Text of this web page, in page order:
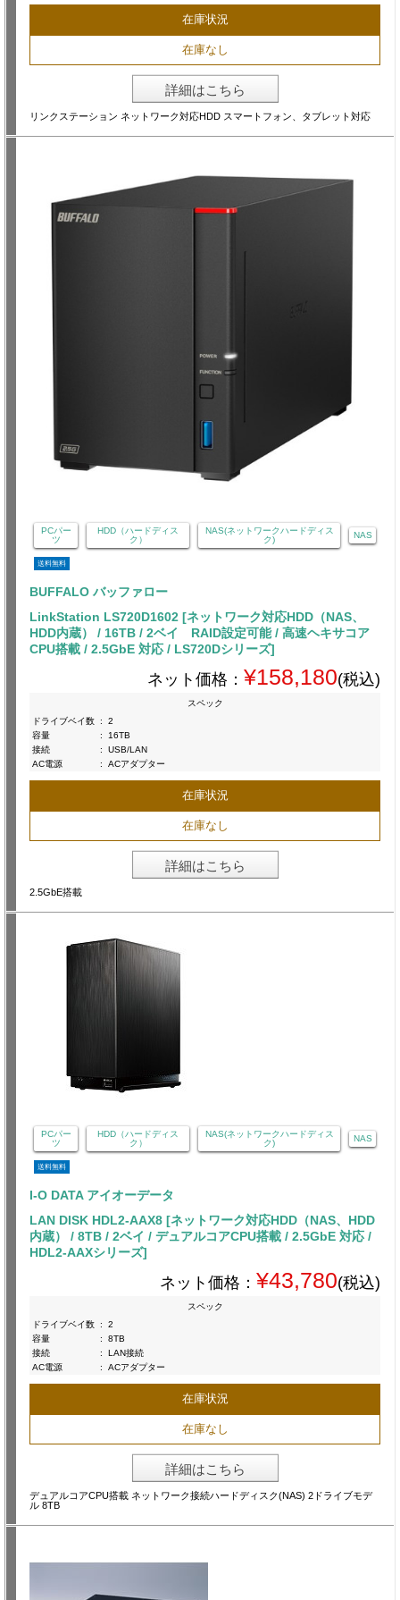
在庫状況
在庫なし
詳細はこちら
リンクステーション ネットワーク対応HDD スマートフォン、タブレット対応
PCパー
ツ
HDD（ハードディス
ク）
NAS(ネットワークハードディス
ク)
NAS
送料無料
BUFFALO バッファロー
LinkStation LS720D1602 [ネットワーク対応HDD（NAS、
HDD内蔵） / 16TB / 2ベイ RAID設定可能 / 高速ヘキサコア
CPU搭載 / 2.5GbE 対応 / LS720Dシリーズ]
ネット価格： ¥158,180(税込)
スペック
ドライブベイ数 :
2
容量
:
16TB
接続
:
USB/LAN
AC電源
: ACアダプター
在庫状況
在庫なし
詳細はこちら
2.5GbE搭載
PCパー
ツ
HDD（ハードディス
ク）
NAS(ネットワークハードディス
ク)
NAS
送料無料
I-O DATA アイオーデータ
LAN DISK HDL2-AAX8 [ネットワーク対応HDD（NAS、HDD
内蔵） / 8TB / 2ベイ / デュアルコアCPU搭載 / 2.5GbE 対応 /
HDL2-AAXシリーズ]
ネット価格： ¥43,780(税込)
スペック
ドライブベイ数 :
2
容量
:
8TB
接続
:
LAN接続
AC電源
: ACアダプター
在庫状況
在庫なし
詳細はこちら
デュアルコアCPU搭載 ネットワーク接続ハードディスク(NAS) 2ドライブモデ
ル 8TB